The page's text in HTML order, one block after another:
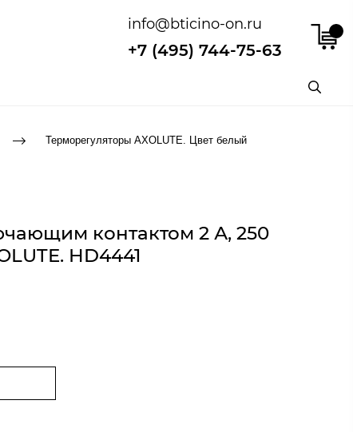
info@bticino-on.ru
+7 (495) 744-75-63
Терморегуляторы AXOLUTE. Цвет белый
контактом 2 А, 250
HD4441